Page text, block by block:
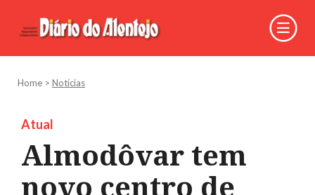
Home > Notícias
Atual
Almodôvar tem
novo centro de